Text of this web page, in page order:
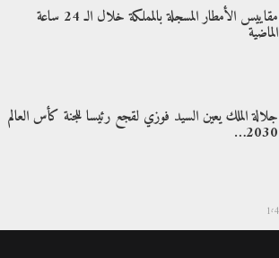
مقاييس الأمطار المسجلة بالمملكة خلال الـ 24 ساعة
الماضية
جلالة الملك يعين السيد فوزي لقجع رئيسا للجنة كأس العالم
2030…